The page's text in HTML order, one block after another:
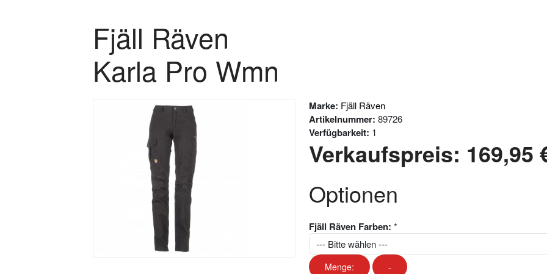
Fjäll Räven
Karla Pro Wmn
Marke: Fjäll Räven
Artikelnummer: 89726
Verfügbarkeit: 1
Verkaufspreis: 169,95
Optionen
Fjäll Räven Farben: *
Menge: -